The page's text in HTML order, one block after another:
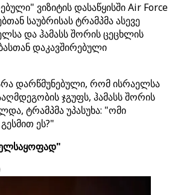
ვიზიტის დასაწყისში Air Force
საუბრისას ტრამპმა ასევე
და ჰამასს შორის ცეცხლის
დაკავშირებული
დარწმუნებული, რომ ისრაელსა
ჯგუფს, ჰამასს შორის
ტრამპმა უპასუხა: "ომი
ეს?"